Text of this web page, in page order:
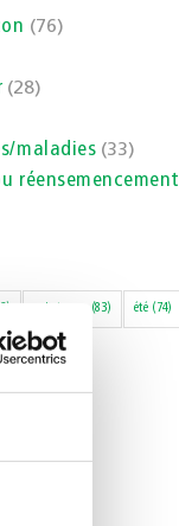
(76)
(28)
maladies (33)
réensemencement
(83) été(74)